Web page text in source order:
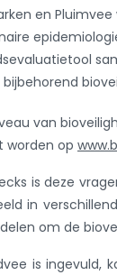
en
van
worden op
is deze
in
om de
is